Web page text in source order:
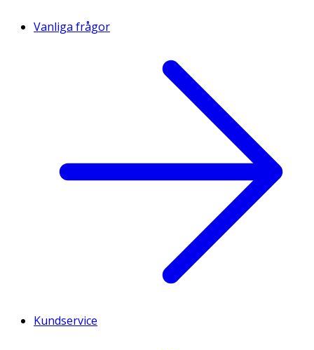
Vanliga frågor
Kundservice